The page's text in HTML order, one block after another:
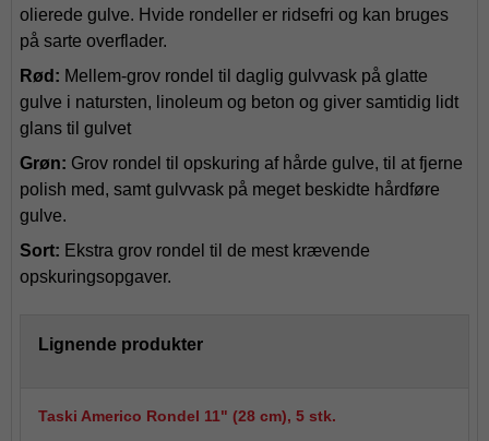
olierede gulve. Hvide rondeller er ridsefri og kan bruges
på sarte overflader.
Rød: Mellem-grov rondel til daglig gulvvask på glatte
gulve i natursten, linoleum og beton og giver samtidig lidt
glans til gulvet
Grøn: Grov rondel til opskuring af hårde gulve, til at fjerne
polish med, samt gulvvask på meget beskidte hårdføre
gulve.
Sort: Ekstra grov rondel til de mest krævende
opskuringsopgaver.
Lignende produkter
Taski Americo Rondel 11" (28 cm), 5 stk.